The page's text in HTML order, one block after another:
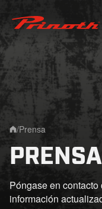
Prinoth -
/Prensa
PRENSA
Póngase en
información